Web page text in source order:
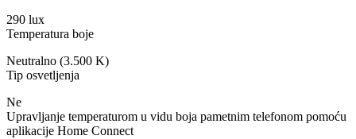
290 lux
Temperatura boje
Neutralno (3.500 K)
Tip osvetljenja
Ne
Upravljanje temperaturom u vidu boja pametnim telefonom pomoću
aplikacije Home Connect